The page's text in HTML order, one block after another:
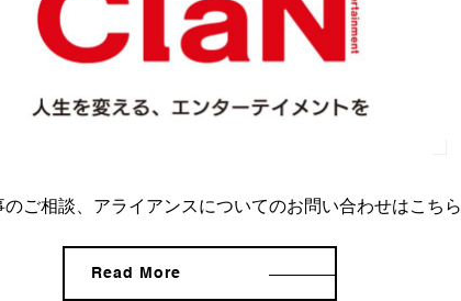
のご相談、アライアンスについてのお問い合わせはこちら
Read More